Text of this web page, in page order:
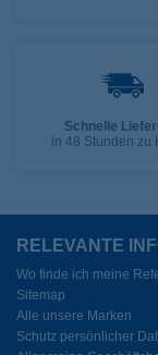
Schnelle
in 48 Stunden zu
RELEVANTE
Wo finde ich meine
Sitemap
Alle unsere Marken
Schutz persönlicher